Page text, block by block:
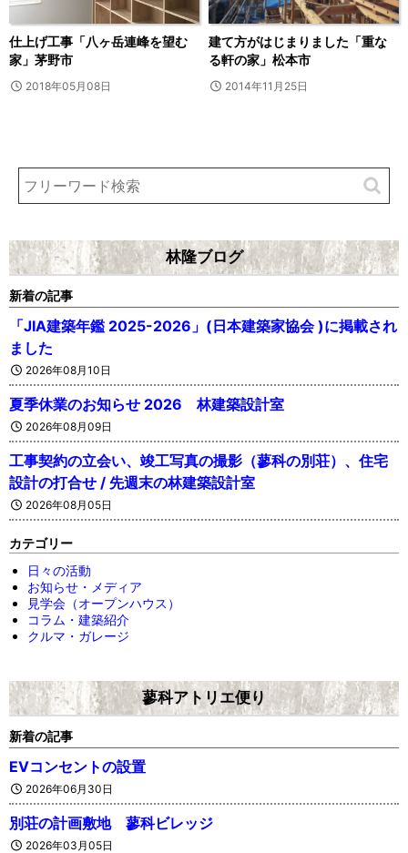
仕上げ工事「八ヶ岳連峰を望む
家」茅野市
2018年05月08日
建て方がはじまりました「重な
る軒の家」松本市
2014年11月25日
林隆ブログ
新着の記事
「JIA建築年鑑 2025-2026」(日本建築家協会 )に掲載され
ました
2026年08月10日
夏季休業のお知らせ 2026 林建築設計室
2026年08月09日
工事契約の立会い、竣工写真の撮影（蓼科の別荘）、住宅
設計の打合せ / 先週末の林建築設計室
2026年08月05日
カテゴリー
日々の活動
お知らせ・メディア
見学会（オープンハウス）
コラム・建築紹介
クルマ・ガレージ
蓼科アトリエ便り
新着の記事
EVコンセントの設置
2026年06月30日
別荘の計画敷地 蓼科ビレッジ
2026年03月05日